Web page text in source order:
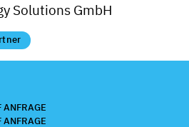
Solutions GmbH
ANFRAGE
ANFRAGE